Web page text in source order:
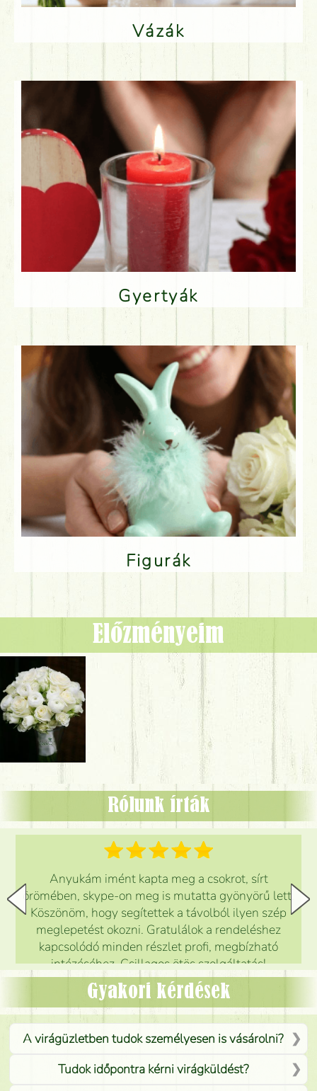
Vázák
Gyertyák
Figurák
Előzményeim
Rólunk írták
Anyukám imént kapta meg a csokrot, sírt
örömében, skype-on meg is mutatta gyönyörű lett.
Köszönöm, hogy segítettek a távolból ilyen szép
meglepetést okozni. Gratulálok a rendeléshez
kapcsolódó minden részlet profi, megbízható
intézéséhez. Csillagos ötös szolgáltatás!
Mónika
Gyakori kérdések
A virágüzletben tudok személyesen is vásárolni?
Tudok időpontra kérni virágküldést?